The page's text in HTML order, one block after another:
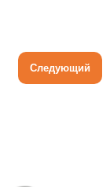
Следующий